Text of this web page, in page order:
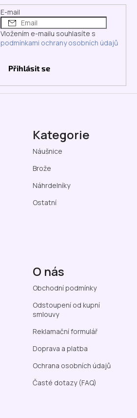
E-mail
Vložením e-mailu souhlasíte s
podmínkami ochrany osobních údajů
Přihlásit se
Kategorie
Náušnice
Brože
Náhrdelníky
Ostatní
O nás
Obchodní podmínky
Odstoupení od kupní
smlouvy
Reklamační formulář
Doprava a platba
Ochrana osobních údajů
Časté dotazy (FAQ)